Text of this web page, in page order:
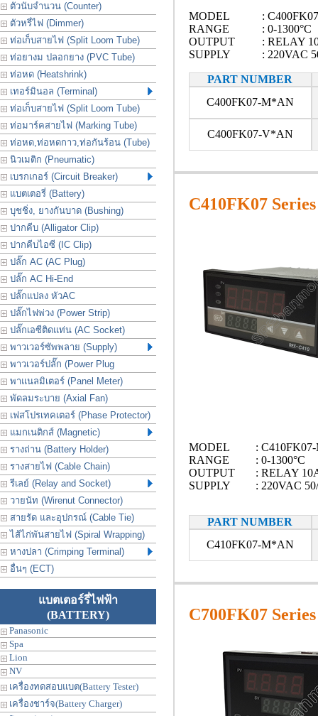
ตัวนับจำนวน (Counter)
ตัวหรี่ไฟ (Dimmer)
ท่อเก็บสายไฟ (Split Loom Tube)
ท่อยางม ปลอกยาง (PVC Tube)
ท่อหด (Heatshrink)
เทอร์มินอล (Terminal)
ท่อเก็บสายไฟ (Split Loom Tube)
ท่อมาร์คสายไฟ (Marking Tube)
ท่อหด,ท่อหดกาว,ท่อกันร้อน (Tube)
นิวเมติก (Pneumatic)
เบรกเกอร์ (Circuit Breaker)
แบตเตอรี่ (Battery)
บุชชิ่ง, ยางกันบาด (Bushing)
ปากคีบ (Alligator Clip)
ปากคีบไอซี (IC Clip)
ปลั๊ก AC (AC Plug)
ปลั๊ก AC Hi-End
ปลั๊กแปลง หัวAC
ปลั๊กไฟพ่วง (Power Strip)
ปลั๊กเอซีติดแท่น (AC Socket)
พาวเวอร์ซัพพลาย (Supply)
พาวเวอร์ปลั๊ก (Power Plug
พาแนลมิเตอร์ (Panel Meter)
พัดลมระบาย (Axial Fan)
เฟสโปรเทคเตอร์ (Phase Protector)
แมกเนติกส์ (Magnetic)
รางถ่าน (Battery Holder)
รางสายไฟ (Cable Chain)
รีเลย์ (Relay and Socket)
วายนัท (Wirenut Connector)
สายรัด และอุปกรณ์ (Cable Tie)
ไส้ไก่พันสายไฟ (Spiral Wrapping)
หางปลา (Crimping Terminal)
อื่นๆ (ECT)
แบตเตอร์รี่ไฟฟ้า
(BATTERY)
Panasonic
Spa
Lion
NV
เครื่องทดสอบแบต(Battery Tester)
เครื่องชาร์จ(Battery Charger)
MODEL
:
RANGE
: 0-1300°C
OUTPUT
: RELAY
SUPPLY
: 220VAC
PART NUMBER
C400FK07-M*AN
C400FK07-V*AN
C410FK07 Series
MODEL
:
RANGE
: 0-1300°C
OUTPUT
: RELAY
SUPPLY
: 220VAC
PART NUMBER
C410FK07-M*AN
C700FK07 Series